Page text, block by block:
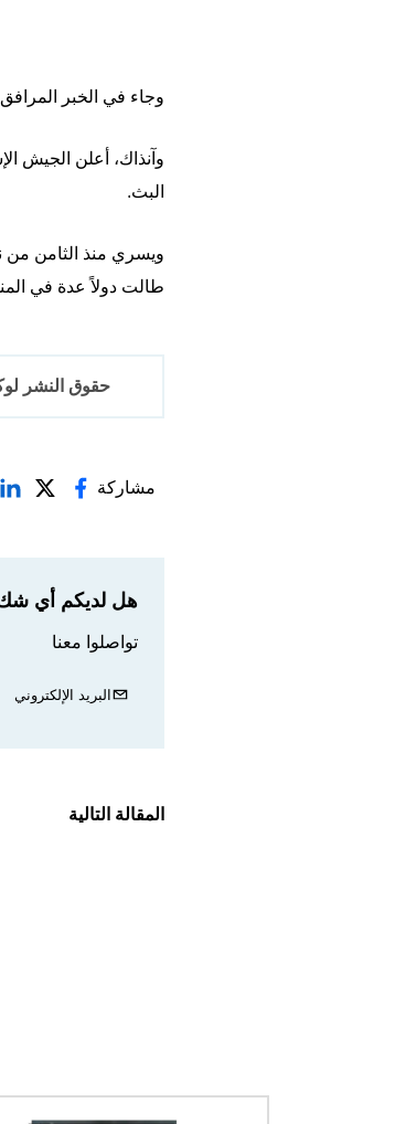
وجاء في الخبر
وآنذاك، أعلن الجيش
البث.
ويسري منذ الثامن من
طالت دولاً عدة في
حقوق النشر
مشاركة
هل لديكم أي
تواصلوا معنا
البريد الإلكتروني
المقالة التالية